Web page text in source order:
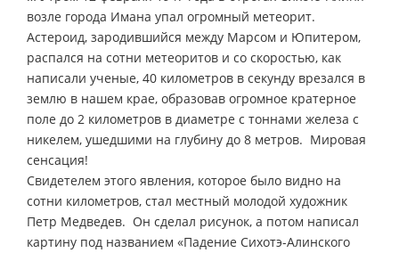
возле города Имана упал огромный метеорит.
Астероид, зародившийся между Марсом и Юпитером,
распался на сотни метеоритов и со скоростью, как
написали ученые, 40 километров в секунду врезался в
землю в нашем крае, образовав огромное кратерное
поле до 2 километров в диаметре с тоннами железа с
никелем, ушедшими на глубину до 8 метров. Мировая
сенсация!
Свидетелем этого явления, которое было видно на
сотни километров, стал местный молодой художник
Петр Медведев. Он сделал рисунок, а потом написал
картину под названием «Падение Сихотэ-Алинского